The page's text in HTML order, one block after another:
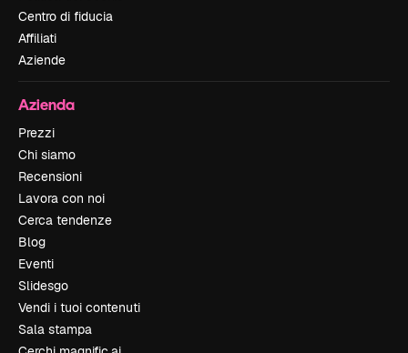
Centro di fiducia
Affiliati
Aziende
Azienda
Prezzi
Chi siamo
Recensioni
Lavora con noi
Cerca tendenze
Blog
Eventi
Slidesgo
Vendi i tuoi contenuti
Sala stampa